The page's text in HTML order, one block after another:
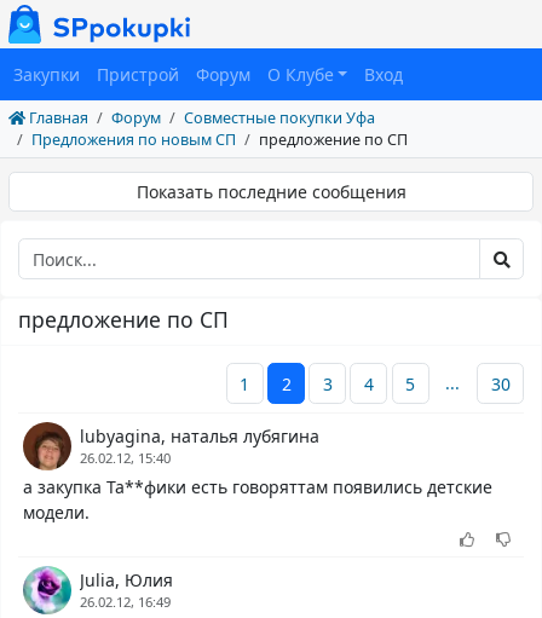
Закупки Пристрой Форум О Клубе Вход
Главная Форум
Совместные покупки Уфа
Предложения по новым СП
предложение по СП
Показать последние сообщения
предложение по СП
1 2 3 4 5 ... 30
lubyagina, наталья лубягина
26.02.12, 15:40
а закупка Та**фики есть говоряттам появились детские
модели.
Julia, Юлия
26.02.12, 16:49